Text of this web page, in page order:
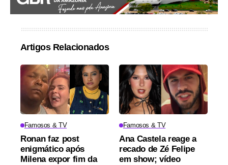
Artigos Relacionados
Famosos & TV
Ronan faz post
enigmático após
Milena expor fim da
Famosos & TV
Ana Castela reage a
recado de Zé Felipe
em show; vídeo